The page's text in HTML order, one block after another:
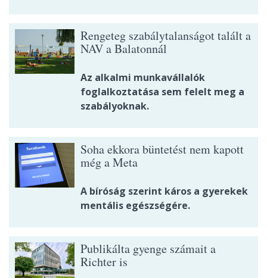
Rengeteg szabálytalanságot talált a
NAV a Balatonnál
Az alkalmi munkavállalók
foglalkoztatása sem felelt meg a
szabályoknak.
Soha ekkora büntetést nem kapott
még a Meta
A bíróság szerint káros a gyerekek
mentális egészségére.
Publikálta gyenge számait a
Richter is